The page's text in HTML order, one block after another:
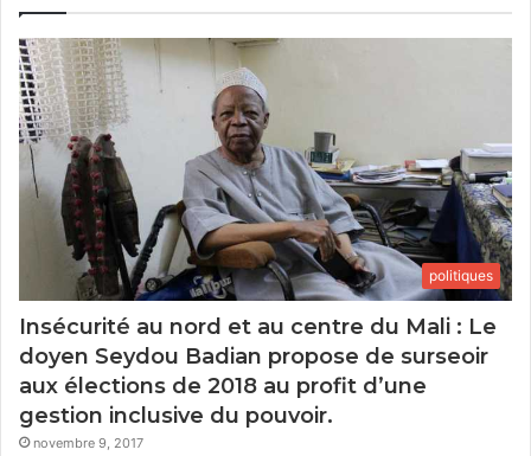
politiques
Insécurité au nord et au centre du Mali : Le
doyen Seydou Badian propose de surseoir
aux élections de 2018 au profit d’une
gestion inclusive du pouvoir.
novembre 9, 2017